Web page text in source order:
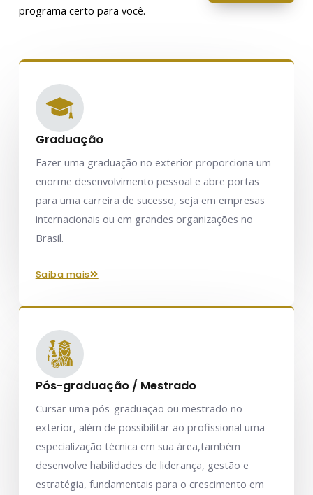
programa certo para você.
Graduação
Fazer uma graduação no exterior proporciona um
enorme desenvolvimento pessoal e abre portas
para uma carreira de sucesso, seja em empresas
internacionais ou em grandes organizações no
Brasil.
saiba mais
Pós-graduação / Mestrado
Cursar uma pós-graduação ou mestrado no
exterior, além de possibilitar ao profissional uma
especialização técnica em sua área,também
desenvolve habilidades de liderança, gestão e
estratégia, fundamentais para o crescimento em